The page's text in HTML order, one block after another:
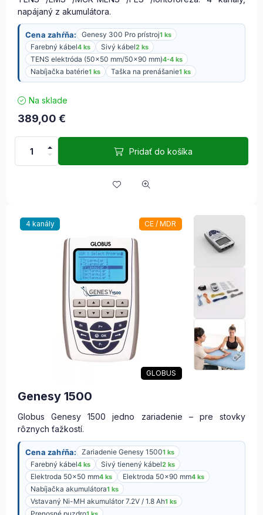
napájaný z akumulátora.
Cena zahŕňa: Genesy 300 Pro prístroj1 ks
Farebný kábel4 ks Sivý kábel2 ks
TENS elektróda (50x50 mm/50x90 mm)4-4 ks
Nabíjačka batérie1 ks Taška na prenášanie1 ks
Na sklade
389,00 €
Pridať do košíka
4 kanály CE / MDR
GLOBUS
Genesy 1500
Globus Genesy 1500 jedno zariadenie – pre stovky
rôznych ťažkostí.
Cena zahŕňa: Zariadenie Genesy 15001 ks
Farebný kábel4 ks Sivý tienený kábel2 ks
Elektroda 50×50 mm4 ks Elektroda 50×90 mm4 ks
Nabíjačka akumulátora1 ks
Vstavaný Ni-MH akumulátor 7.2V / 1.8 Ah1 ks